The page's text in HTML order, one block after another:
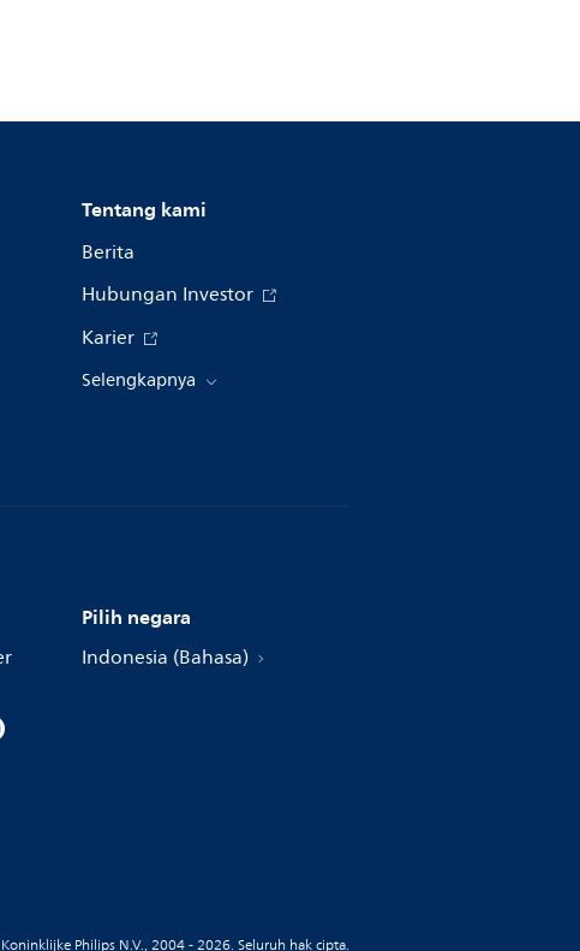
Tentang kami
Berita
Hubungan Investor
Karier
Selengkapnya
Pilih negara
Indonesia (Bahasa)
Philips N.V., 2004 - 2026. Seluruh hak cipta.